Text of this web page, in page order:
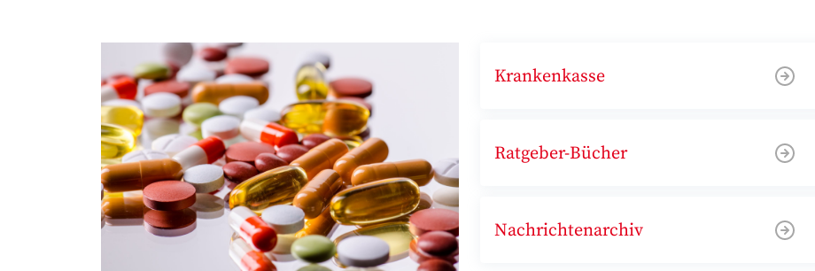
Krankenkasse
Ratgeber-Bücher
Nachrichtenarchiv